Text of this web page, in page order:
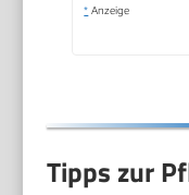
* Anzeige
Tipps zur